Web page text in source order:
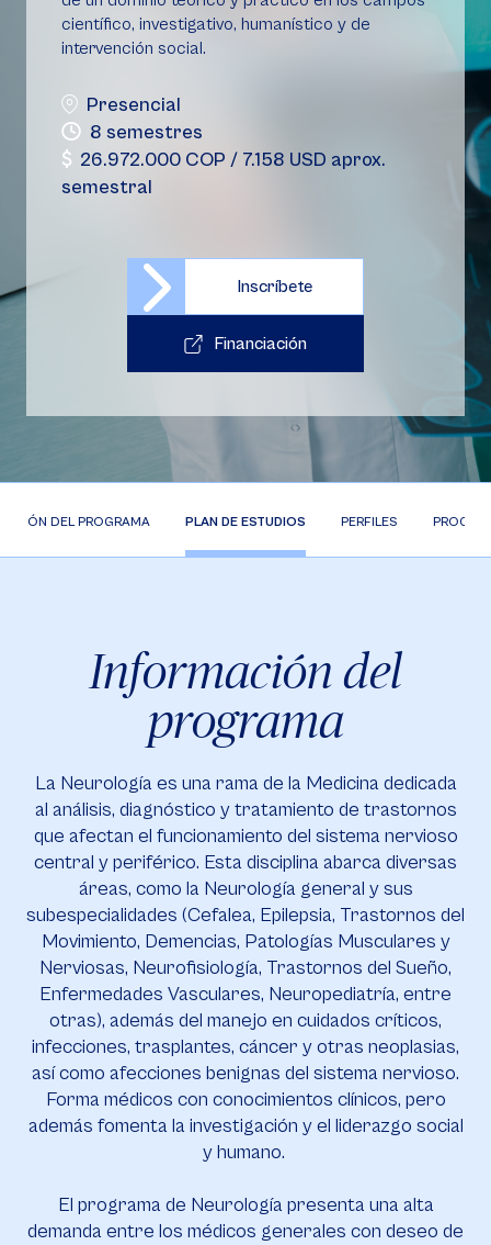
científico, investigativo, humanístico y de
intervención social.
8 semestres
Presencial
26.972.000 COP / 7.158 USD aprox.
semestral
Inscríbete
Financiación
DEL PROGRAMA PLAN DE ESTUDIOS PERFILES
Información del
programa
La Neurología es una rama de la Medicina dedicada
al análisis, diagnóstico y tratamiento de trastornos
que afectan el funcionamiento del sistema nervioso
central y periférico. Esta disciplina abarca diversas
áreas, como la Neurología general y sus
subespecialidades (Cefalea, Epilepsia, Trastornos del
Movimiento, Demencias, Patologías Musculares y
Nerviosas, Neurofisiología, Trastornos del Sueño,
Enfermedades Vasculares, Neuropediatría, entre
otras), además del manejo en cuidados críticos,
infecciones, trasplantes, cáncer y otras neoplasias,
así como afecciones benignas del sistema nervioso.
Forma médicos con conocimientos clínicos, pero
además fomenta la investigación y el liderazgo social
y humano.
El programa de Neurología presenta una alta
demanda entre los médicos generales con deseo de